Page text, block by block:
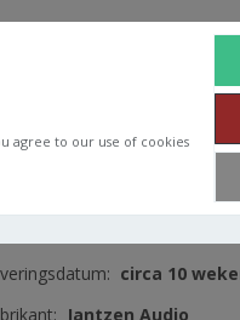
agree to our use of cookies
2,7 mH Iron Core with
2,7 mH Iron Core
High-purity copper wire
circa 10
Jantzen Audio